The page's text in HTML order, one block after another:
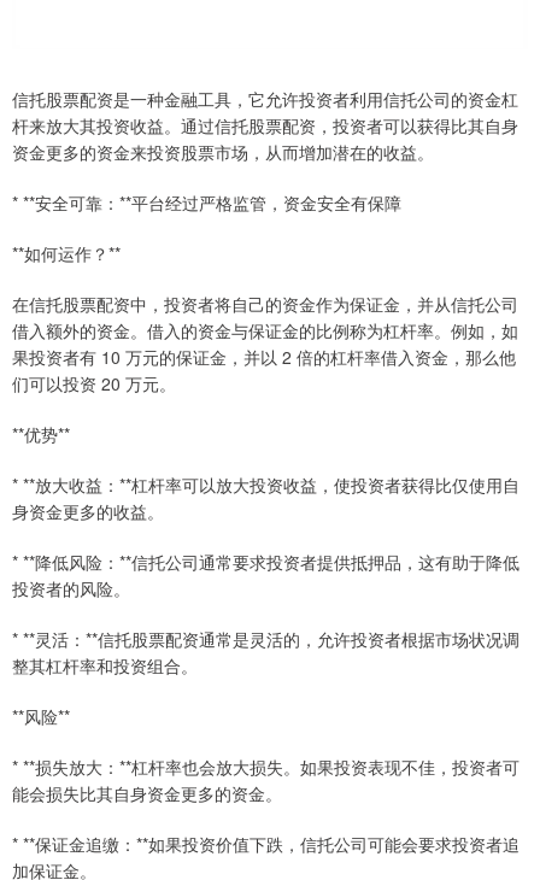
信托股票配资是一种金融工具，它允许投资者利用信托公司的资金杠
杆来放大其投资收益。通过信托股票配资，投资者可以获得比其自身
资金更多的资金来投资股票市场，从而增加潜在的收益。
* **安全可靠：**平台经过严格监管，资金安全有保障
**如何运作？**
在信托股票配资中，投资者将自己的资金作为保证金，并从信托公司
借入额外的资金。借入的资金与保证金的比例称为杠杆率。例如，如
果投资者有 10 万元的保证金，并以 2 倍的杠杆率借入资金，那么他
们可以投资 20 万元。
**优势**
* **放大收益：**杠杆率可以放大投资收益，使投资者获得比仅使用自
身资金更多的收益。
* **降低风险：**信托公司通常要求投资者提供抵押品，这有助于降低
投资者的风险。
* **灵活：**信托股票配资通常是灵活的，允许投资者根据市场状况调
整其杠杆率和投资组合。
**风险**
* **损失放大：**杠杆率也会放大损失。如果投资表现不佳，投资者可
能会损失比其自身资金更多的资金。
* **保证金追缴：**如果投资价值下跌，信托公司可能会要求投资者追
加保证金。